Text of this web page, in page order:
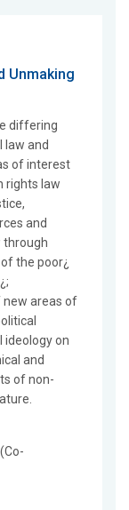
Unmaking
differing
law and
of interest
rights law
and
through
the poor¿
new areas of
ideology on
and
of non-
(Co-